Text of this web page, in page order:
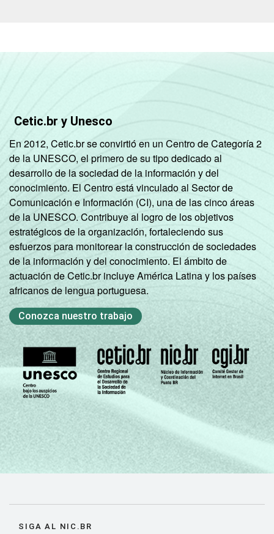
Cetic.br y Unesco
En 2012, Cetic.br se convirtió en un Centro de Categoría 2
de la UNESCO, el primero de su tipo dedicado al
desarrollo de la sociedad de la información y del
conocimiento. El Centro está vinculado al Sector de
Comunicación e Información (CI), una de las cinco áreas
de la UNESCO. Contribuye al logro de los objetivos
estratégicos de la organización, fortaleciendo sus
esfuerzos para monitorear la construcción de sociedades
de la información y del conocimiento. El ámbito de
actuación de Cetic.br incluye América Latina y los países
africanos de lengua portuguesa.
Conozca nuestro trabajo
SIGA AL NIC.BR